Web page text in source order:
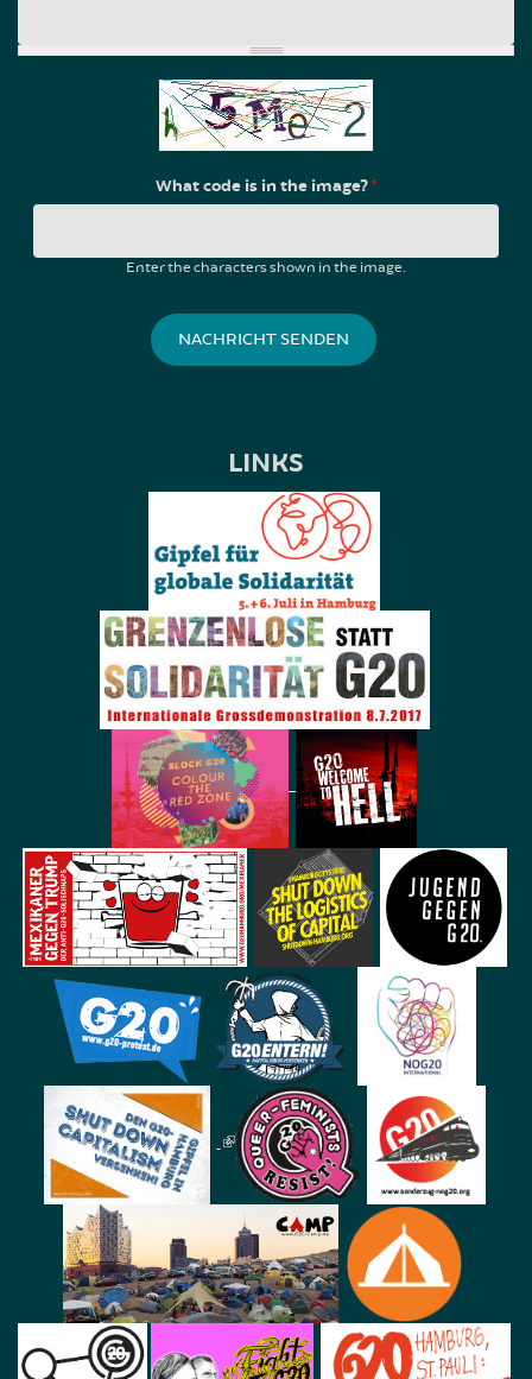
What code is in the image?*
Enter the characters shown in the image.
LINKS